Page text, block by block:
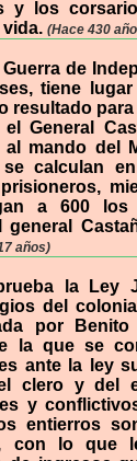
y los
vida. (Hace 430
de
tiene
resultado
General
al mando del
se calculan
a 600 los
general
años)
la Ley
del
por
la que se
ante la ley
clero y del
y
entierros
con lo que